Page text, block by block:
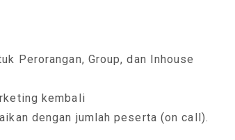
Perorangan, Group, dan Inhouse
kembali
dengan jumlah peserta (on call).